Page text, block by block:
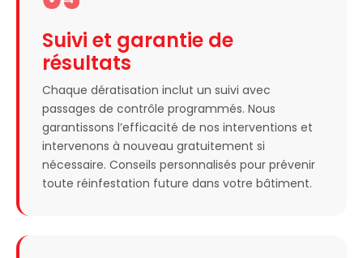
Suivi et garantie de
résultats
Chaque dératisation inclut un suivi avec
passages de contrôle programmés. Nous
garantissons l’efficacité de nos interventions et
intervenons à nouveau gratuitement si
nécessaire. Conseils personnalisés pour prévenir
toute réinfestation future dans votre bâtiment.